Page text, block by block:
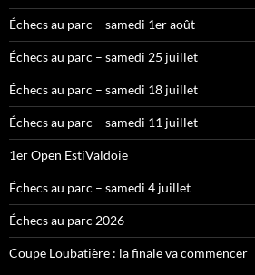
Échecs au parc – samedi 1er août
Échecs au parc – samedi 25 juillet
Échecs au parc – samedi 18 juillet
Échecs au parc – samedi 11 juillet
1er Open EstiValdoie
Échecs au parc – samedi 4 juillet
Échecs au parc 2026
Coupe Loubatière : la finale va commencer